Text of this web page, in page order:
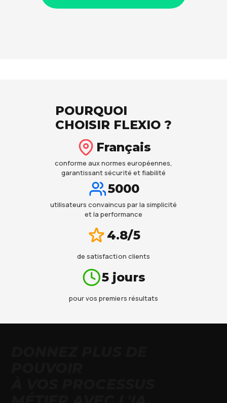
POURQUOI
CHOISIR FLEXIO ?
Français
conforme aux normes européennes,
garantissant sécurité et fiabilité
5000
utilisateurs convaincus par la simplicité
et la performance
4.8/5
de satisfaction clients
5 jours
pour vos premiers résultats